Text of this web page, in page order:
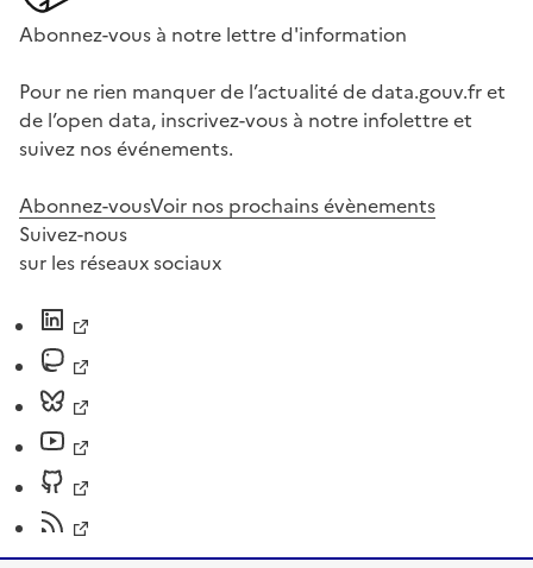
Abonnez-vous à notre lettre d'information
Pour ne rien manquer de l’actualité de data.gouv.fr et
de l’open data, inscrivez-vous à notre infolettre et
suivez nos événements.
Abonnez-vousVoir nos prochains évènements
Suivez-nous
sur les réseaux sociaux